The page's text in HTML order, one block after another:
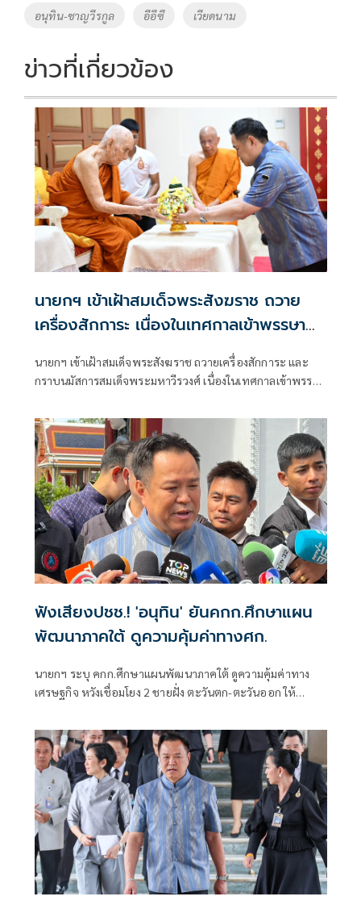
k
อนุทิน-ชาญวีรกูล อีอีซี เวียดนาม
ข่าวที่เกี่ยวข้อง
นายกฯ เข้าเฝ้าสมเด็จพระสังฆราช ถวาย
เครื่องสักการะ เนื่องในเทศกาลเข้าพรรษา
ประจำปี 2569
นายกฯ เข้าเฝ้าสมเด็จพระสังฆราช ถวายเครื่องสักการะ และ
กราบนมัสการสมเด็จพระมหาวีรวงศ์ เนื่องในเทศกาลเข้าพรรษา
ฟังเสียงปชช.! 'อนุทิน' ยันคกก.ศึกษาแผน
พัฒนาภาคใต้ ดูความคุ้มค่าทางศก.
นายกฯ ระบุ คกก.ศึกษาแผนพัฒนาภาคใต้ ดูความคุ้มค่าทาง
เศรษฐกิจ หวังเชื่อมโยง 2 ชายฝั่ง ตะวันตก-ตะวันออก ให้